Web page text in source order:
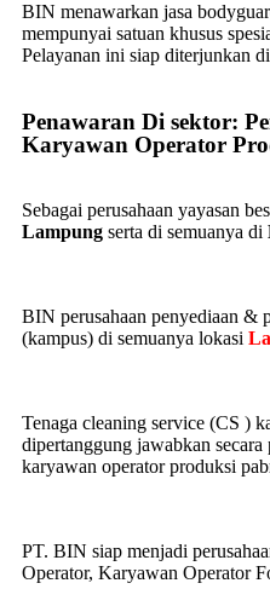
BIN menawarkan jasa
mempunyai satuan khusus
Pelayanan ini siap diterjunkan
Penawaran Di sektor:
Karyawan Operator
Sebagai perusahaan yayasan
Lampung serta di semuanya di
BIN perusahaan penyediaan &
(kampus) di semuanya lokasi
Tenaga cleaning service (CS )
dipertanggung jawabkan
karyawan operator produksi
PT. BIN siap menjadi
Operator, Karyawan Operator